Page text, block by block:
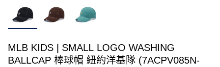
MLB KIDS | SMALL LOGO WASHING
BALLCAP 棒球帽 紐約洋基隊 (7ACPV085N-